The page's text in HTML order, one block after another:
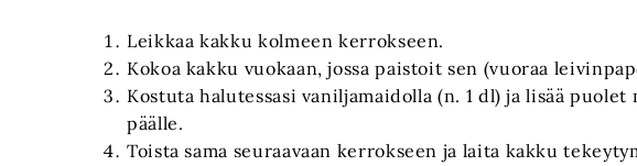
Leikkaa kakku kolmeen kerrokseen.
Kokoa kakku vuokaan, jossa paistoit sen (vuoraa
Kostuta halutessasi vaniljamaidolla (n. 1 dl) ja lisää puolet
päälle.
Toista sama seuraavaan kerrokseen ja laita kakku